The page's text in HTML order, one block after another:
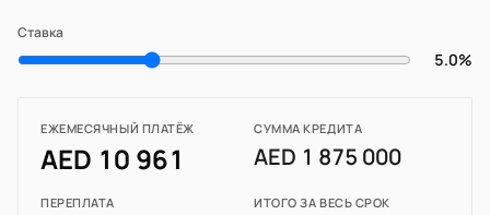
Ставка
5.0%
ЕЖЕМЕСЯЧНЫЙ ПЛАТЁЖ
AED 10 961
СУММА КРЕДИТА
AED 1 875 000
ПЕРЕПЛАТА ИТОГО ЗА ВЕСЬ СРОК